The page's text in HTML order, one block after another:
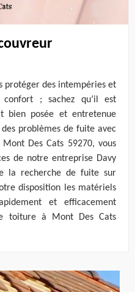
protéger des intempéries et
; sachez qu’il est
bien posée et entretenue
problèmes de fuite avec
Des Cats 59270, vous
de notre entreprise Davy
la recherche de fuite sur
disposition les matériels
et efficacement
toiture à Mont Des Cats